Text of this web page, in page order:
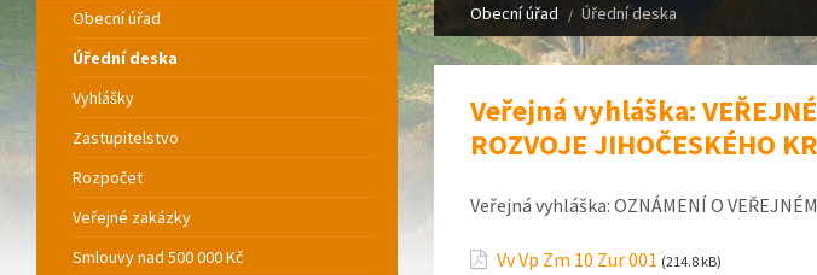
Obecní úřad Úřední deska
Veřejná vyhláška: VEŘEJNÉ
ROZVOJE JIHOČESKÉHO
Veřejná vyhláška: OZNÁMENÍ O
Vv Vp Zm 10 Zur 001 (214.8 kB)
Obecní úřad
Úřední deska
Vyhlášky
Zastupitelstvo
Rozpočet
Veřejné zakázky
Smlouvy nad 500 000 Kč